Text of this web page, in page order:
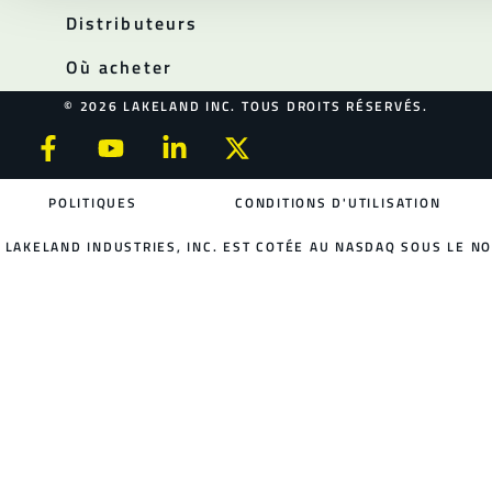
Distributeurs
Où acheter
© 2026 LAKELAND INC. TOUS DROITS RÉSERVÉS.
POLITIQUES CONDITIONS D'UTILISATION
LAKELAND INDUSTRIES, INC. EST COTÉE AU NASDAQ SOUS LE